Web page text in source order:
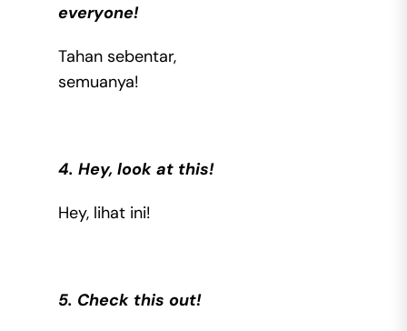
everyone!
Tahan sebentar,
semuanya!
4. Hey, look at this!
Hey, lihat ini!
5. Check this out!